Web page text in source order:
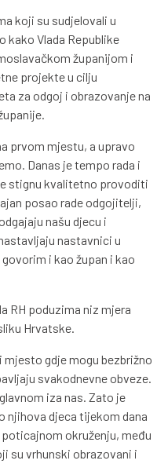
koji su sudjelovali u
kako Vlada Republike
županijom i
projekte u cilju
za odgoj i obrazovanje na
prvom mjestu, a upravo
Danas je tempo rada i
stignu kvalitetno provoditi
posao rade odgojitelji,
našu djecu i
nastavnici u
i kao župan i kao
RH poduzima niz mjera
Hrvatske.
gdje mogu bezbrižno
svakodnevne obveze.
iza nas. Zato je
njihova djeca tijekom dana
okruženju, među
su vrhunski obrazovani i